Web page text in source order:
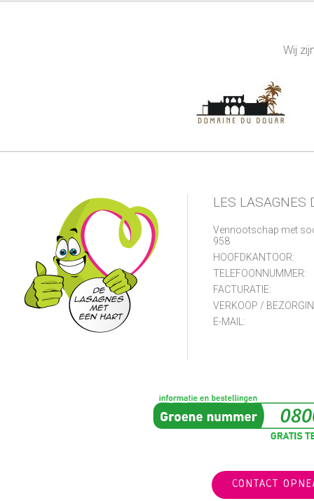
Wij
LES LASAGNES
Vennootschap met
958
HOOFDKANTOOR:
TELEFOONNUMMER:
FACTURATIE:
VERKOOP /
E-MAIL:
CONTACT